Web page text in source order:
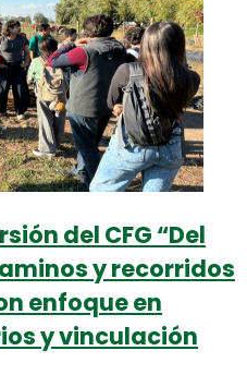
del CFG “Del
y recorridos
enfoque en
y vinculación